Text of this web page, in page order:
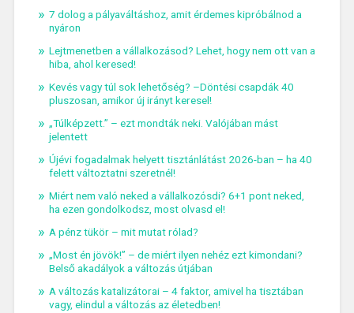
7 dolog a pályaváltáshoz, amit érdemes kipróbálnod a
nyáron
Lejtmenetben a vállalkozásod? Lehet, hogy nem ott van a
hiba, ahol keresed!
Kevés vagy túl sok lehetőség? –Döntési csapdák 40
pluszosan, amikor új irányt keresel!
„Túlképzett.” – ezt mondták neki. Valójában mást
jelentett
Újévi fogadalmak helyett tisztánlátást 2026-ban – ha 40
felett változtatni szeretnél!
Miért nem való neked a vállalkozósdi? 6+1 pont neked,
ha ezen gondolkodsz, most olvasd el!
A pénz tükör – mit mutat rólad?
„Most én jövök!” – de miért ilyen nehéz ezt kimondani?
Belső akadályok a változás útjában
A változás katalizátorai – 4 faktor, amivel ha tisztában
vagy, elindul a változás az életedben!